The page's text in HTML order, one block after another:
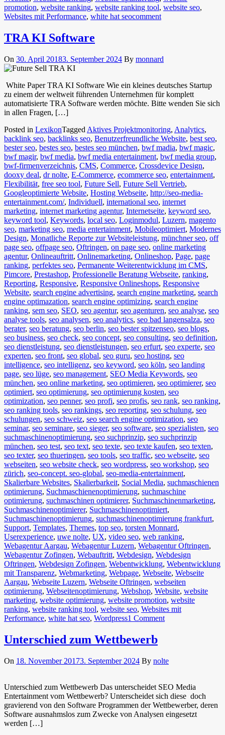
promotion, website ranking, website ranking tool, website seo,
Websites mit Performance, white hat seocomment
TRA KI Software
On 30. April 20183. September 2024 By monnard
White Paper TRA KI Software Wie ein kleines deutsches Startup
zu einem der weltweit führenden Unternehmen für komplett
automatisierte TRA Software werden möchte. Bitte wenden Sie sich
in allen Fragen, […]
Posted in LexikonTagged Aktives Projektmonitoring, Analytics,
backlink seo, backlinks seo, Benutzerfreundliche Website, best seo,
bester seo, bestes seo, bestes seo münchen, bwf madia, bwf magic,
bwf magir, bwf media, bwf media entertainment, bwf media group,
bwf-firmenverzeichnis, CMS, Commerce, Crossdevice Design,
dooxy deal, dr nolte, E-Commerce, ecommerce seo, entertainment,
Flexibilität, free seo tool, Future Sell, Future Sell Vertrieb,
Googleoptimierte Website, Hosting Webseite, http://seo-media-
entertainment.com/, Individuell, international seo, internet
marketing, internet marketing agentur, Internetseite, keyword seo,
keyword tool, Keywords, local seo, Loginmodul, Luzern, magento
seo, marketing seo, media entertainment, Mobileoptimiert, Modernes
Design, Monatliche Reporte zur Websiteleistung, münchner seo, off
page seo, offpage seo, Oftringen, on page seo, online marketing
agentur, Onlineauftritt, Onlinemarketing, Onlineshop, Page, page
ranking, perfektes seo, Permanente Weiterentwicklung im CMS,
Pimcore, Prestashop, Professionelle Beratung Webseite, ranking,
Reporting, Responsive, Responsive Onlineshops, Responsive
Website, search engine advertising, search engine marketing, search
engine optimazation, search engine optimizing, search engine
ranking, sem seo, SEO, seo agentur, seo agenturen, seo analyse, seo
analyse tools, seo analysen, seo analytics, seo bad langensalza, seo
berater, seo beratung, seo berlin, seo bester spitzenseo, seo blogs,
seo business, seo check, seo concept, seo consulting, seo definition,
seo dienstleistung, seo dienstleistungen, seo erfurt, seo experte, seo
experten, seo front, seo global, seo guru, seo hosting, seo
intelligence, seo intelligenz, seo keyword, seo köln, seo landing
page, seo lüge, seo management, SEO Media Keywords, seo
münchen, seo online marketing, seo optimieren, seo optimierer, seo
optimiert, seo optimierung, seo optimierung kosten, seo
optimization, seo penner, seo profi, seo profis, seo rank, seo ranking,
seo ranking tools, seo rankings, seo reporting, seo schulung, seo
schulungen, seo schweiz, seo search engine optimization, seo
seminar, seo seminare, seo sieger, seo software, seo spezialisten, seo
suchmaschinenoptimierung, seo suchprinzip, seo suchprinzip
münchen, seo test, seo text, seo texte, seo texte kaufen, seo texten,
seo texter, seo thueringen, seo tools, seo traffic, seo webseite, seo
webseiten, seo website check, seo wordpress, seo workshop, seo
zürich, seo-concept. seo-global, seo-media-entertainment,
Skalierbare Websites, Skalierbarkeit, Social Media, suchmaschienen
optimierung, Suchmaschienenoptimierung, suchmaschine
optimierung, suchmaschinen optimierer, Suchmaschinenmarketing,
Suchmaschinenoptimierer, Suchmaschinenoptimiert,
Suchmaschinenoptimierung, suchmaschinenoptimierung frankfurt,
Support, Templates, Themes, top seo, torsten Monnard,
Userexperience, uwe nolte, UX, video seo, web ranking,
Webagentur Aargau, Webagentur Luzern, Webagentur Oftringen,
Webagentur Zofingen, Webauftritt, Webdesign, Webdesign
Oftringen, Webdesign Zofingen, Webentwicklung, Webentwicklung
mit Transparenz, Webmarketing, Webpage, Webseite, Webseite
Aargau, Webseite Luzern, Webseite Oftringen, webseiten
optimierung, Webseitenoptimierung, Webshop, Website, website
marketing, website optimierung, website promotion, website
ranking, website ranking tool, website seo, Websites mit
Performance, white hat seo, Wordpress1 Comment
Unterschied zum Wettbewerb
On 18. November 20173. September 2024 By nolte
Unterschied zum Wettbewerb Das unterscheidet SEO Media
Entertainment vom Wettbewerb? Unterscheidet sich diese doch
gravierend von den Software Programmen der Wettbewerber, deren
Software ausnahmslos zum Zwecke von Analysen eingesetzt
werden […]